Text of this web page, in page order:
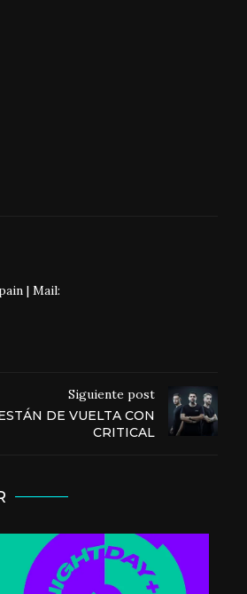
| Mail:
Siguiente post
DE VUELTA CON
CRITICAL